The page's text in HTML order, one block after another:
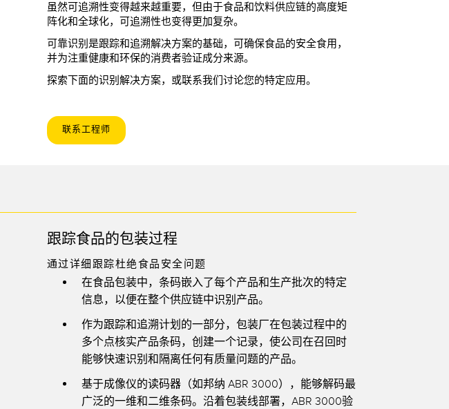
虽然可追溯性变得越来越重要，但由于食品和饮料供应链的高度矩
阵化和全球化，可追溯性也变得更加复杂。
可靠识别是跟踪和追溯解决方案的基础，可确保食品的安全食用，
并为注重健康和环保的消费者验证成分来源。
探索下面的识别解决方案，或联系我们讨论您的特定应用。
联系工程师
跟踪食品的包装过程
通过详细跟踪杜绝食品安全问题
在食品包装中，条码嵌入了每个产品和生产批次的特定
信息，以便在整个供应链中识别产品。
作为跟踪和追溯计划的一部分，包装厂在包装过程中的
多个点核实产品条码，创建一个记录，使公司在召回时
能够快速识别和隔离任何有质量问题的产品。
基于成像仪的读码器（如邦纳 ABR 3000），能够解码最
广泛的一维和二维条码。沿着包装线部署，ABR 3000验